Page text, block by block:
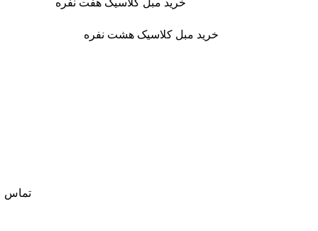
خرید مبل کلاسیک هفت نفره
خرید مبل کلاسیک هشت نفره
تماس